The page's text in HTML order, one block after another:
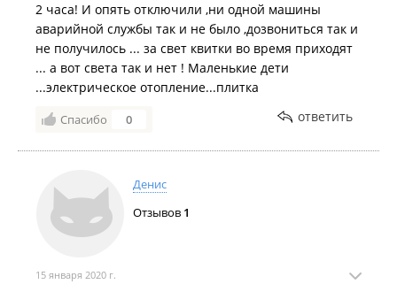
2 часа! И опять отключили ,ни одной машины
аварийной службы так и не было ,дозвониться так и
не получилось ... за свет квитки во время приходят
... а вот света так и нет ! Маленькие дети
...электрическое отопление...плитка
Спасибо 0 ответить
Денис
Отзывов 1
15 января 2020 г.